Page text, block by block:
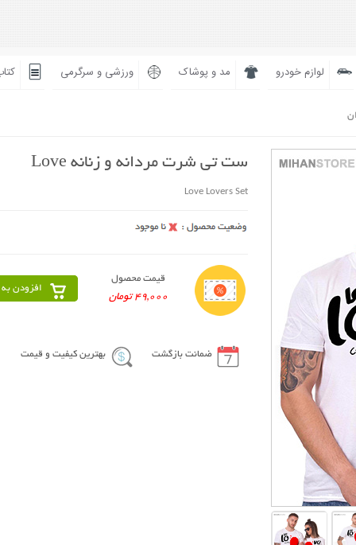
لوازم خودرو مد و پوشاک ورزشی و سرگرمی
ست تی شرت مردانه و زنانه Love
Love Lovers Set
قیمت محصول
49,000 تومان
افزودن
ضمانت بازگشت بهترین کیفیت و قیمت